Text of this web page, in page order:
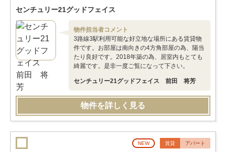
センチュリー21グッドフェイス
物件担当者コメント
3路線3駅利用可能な好立地な場所にある賃貸物
件です。お部屋は南向きの4方角部屋の為、陽当
たり良好です。2018年築の為、居室内もとても
綺麗です。是非一度ご覧になって下さい。
センチュリー21グッドフェイス 前田 将芳
物件を詳しく見る
NEW 賃貸 アパート